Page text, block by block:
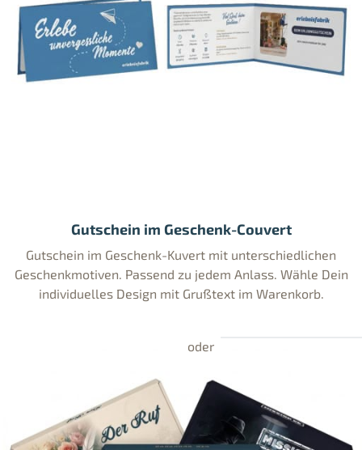
Gutschein im Geschenk-Couvert
Gutschein im Geschenk-Kuvert mit unterschiedlichen
Geschenkmotiven. Passend zu jedem Anlass. Wähle Dein
individuelles Design mit Grußtext im Warenkorb.